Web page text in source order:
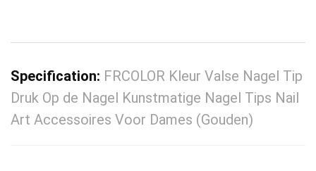
Specification: FRCOLOR Kleur Valse Nagel Tip
Druk Op de Nagel Kunstmatige Nagel Tips Nail
Art Accessoires Voor Dames (Gouden)